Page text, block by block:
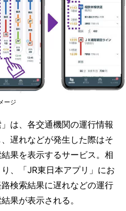
ージ
は、各交通機関の運行情報
遅れなどが発生した際はそ
果を表示するサービス。相
、「JR東日本アプリ」にお
検索結果に遅れなどの運行
果が表示される。